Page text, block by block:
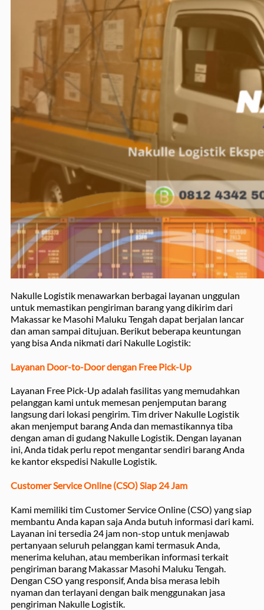
Nakulle Logistik menawarkan berbagai layanan unggulan
untuk memastikan pengiriman barang yang dikirim dari
Makassar ke Masohi Maluku Tengah dapat berjalan lancar
dan aman sampai ditujuan. Berikut beberapa keuntungan
yang bisa Anda nikmati dari Nakulle Logistik:
Layanan Door-to-Door dengan Free Pick-Up
Layanan Free Pick-Up adalah fasilitas yang memudahkan
pelanggan kami untuk memesan penjemputan barang
langsung dari lokasi pengirim. Tim driver Nakulle Logistik
akan menjemput barang Anda dan memastikannya tiba
dengan aman di gudang Nakulle Logistik. Dengan layanan
ini, Anda tidak perlu repot mengantar sendiri barang Anda
ke kantor ekspedisi Nakulle Logistik.
Customer Service Online (CSO) Siap 24 Jam
Kami memiliki tim Customer Service Online (CSO) yang siap
membantu Anda kapan saja Anda butuh informasi dari kami.
Layanan ini tersedia 24 jam non-stop untuk menjawab
pertanyaan seluruh pelanggan kami termasuk Anda,
menerima keluhan, atau memberikan informasi terkait
pengiriman barang Makassar Masohi Maluku Tengah.
Dengan CSO yang responsif, Anda bisa merasa lebih
nyaman dan terlayani dengan baik menggunakan jasa
pengiriman Nakulle Logistik.